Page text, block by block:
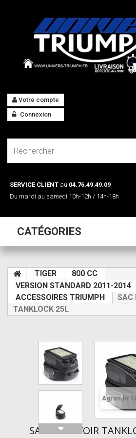
Votre compte
Connexion
SERVICE CLIENT au 04.76.49.49.09
Du mardi au samedi 10h-12h / 14h-18h
CATÉGORIES
TIGER
800 CC
VERSION STANDARD 2011-2014
ACCESSOIRES TRIUMPH
SAC
TANKLOCK 25L
Agrandir
SAC RESERVOIR